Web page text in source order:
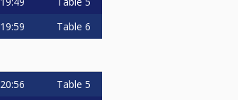
19:59 Table 6
20:56 Table 5